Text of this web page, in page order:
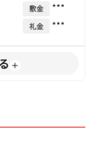
敷金 ***
礼金 ***